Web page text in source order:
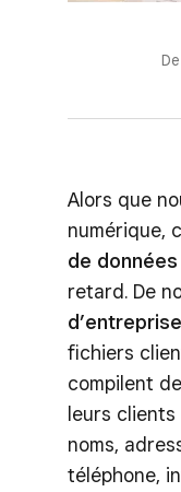
De
Alors que
numérique,
de
retard. De
d’entreprise
fichiers
compilent
leurs
noms,
téléphone,